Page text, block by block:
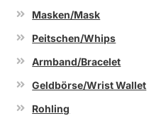
Masken/Mask
Peitschen/Whips
Armband/Bracelet
Geldbörse/Wrist Wallet
Rohling